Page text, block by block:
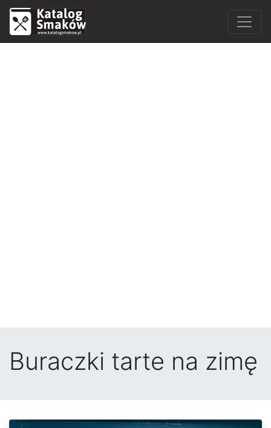
Buraczki tarte na zimę